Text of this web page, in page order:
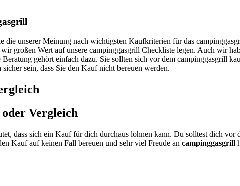
unserer Meinung nach wichtigsten Kaufkriterien für das
großen Wert auf unsere campinggasgrill Checkliste legen. Auch wir
gehört einfach dazu. Sie sollten sich vor dem campinggasgrill
sein, dass Sie den Kauf nicht bereuen werden.
oder Vergleich
dass sich ein Kauf für dich durchaus lohnen kann. Du solltest dich vor
Kauf auf keinen Fall bereuen und sehr viel Freude an campinggasgrill